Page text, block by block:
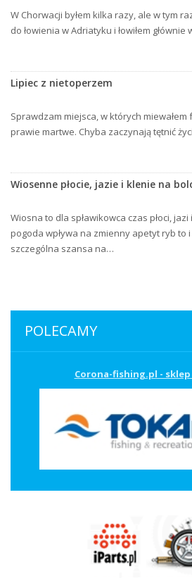
W Chorwacji byłem kilka razy, ale w tym
do łowienia w Adriatyku i łowiłem głównie
Lipiec z nietoperzem
Sprawdzam miejsca, w których
prawie martwe. Chyba zaczynają tętnić
Wiosenne płocie, jazie i klenie na
Wiosna to dla spławikowca czas płoci,
pogoda wpływa na zmienny apetyt ryb to
szczególna szansa na…
POLECAMY
Corona-fishing.pl -